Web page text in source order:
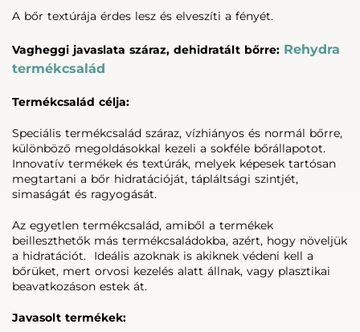
A bőr textúrája érdes lesz és elveszíti a fényét.
Vagheggi javaslata száraz, dehidratált bőrre: Rehydra
termékcsalád
Termékcsalád célja:
Speciális termékcsalád száraz, vízhiányos és normál bőrre,
különböző megoldásokkal kezeli a sokféle bőrállapotot.
Innovatív termékek és textúrák, melyek képesek tartósan
megtartani a bőr hidratációját, tápláltsági szintjét,
simaságát és ragyogását.
Az egyetlen termékcsalád, amiből a termékek
beilleszthetők más termékcsaládokba, azért, hogy növeljük
a hidratációt. Ideális azoknak is akiknek védeni kell a
bőrüket, mert orvosi kezelés alatt állnak, vagy plasztikai
beavatkozáson estek át.
Javasolt termékek: